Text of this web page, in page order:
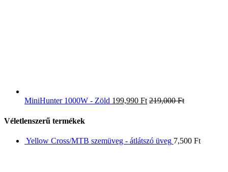
MiniHunter 1000W - Zöld 199,990 Ft 219,000Ft
Véletlenszerű termékek
Yellow Cross/MTB szemüveg - átlátszó üveg 7,500 Ft